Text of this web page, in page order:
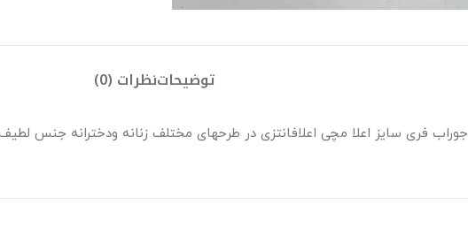
توضیحاتنظرات (0)
جوراب فری سایز اعلا مچی اعلافانتزی در طرحهای مختلف زنانه ودخترانه جنس